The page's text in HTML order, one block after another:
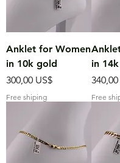
Anklet for Women
in 10k gold
Precio
300,00 US$
Free shiping
in
Precio
Free